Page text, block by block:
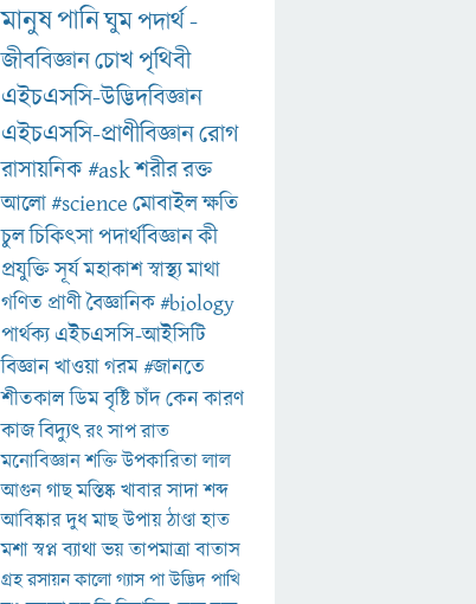
মানুষপানিঘুমপদার্থ-
জীববিজ্ঞানচোখপৃথিবী
এইচএসসি-উদ্ভিদবিজ্ঞান
এইচএসসি-প্রাণীবিজ্ঞানরোগ
রাসায়নিক#askশরীররক্ত
আলো#scienceমোবাইলক্ষতি
চুলচিকিৎসাপদার্থবিজ্ঞানকী
প্রযুক্তিসূর্যমহাকাশস্বাস্থ্যমাথা
গণিত প্রাণীবৈজ্ঞানিক#biology
পার্থক্য এইচএসসি-আইসিটি
বিজ্ঞানখাওয়াগরম#জানতে
শীতকালডিমবৃষ্টিচাঁদকেনকারণ
কাজবিদ্যুৎরংসাপরাত
মনোবিজ্ঞানশক্তিউপকারিতালাল
আগুনগাছমস্তিষ্কখাবারসাদাশব্দ
আবিষ্কারদুধমাছউপায়ঠাণ্ডাহাত
মশাস্বপ্নব্যাথাভয়তাপমাত্রাবাতাস
গ্রহরসায়নকালোগ্যাসপাউদ্ভিদপাখি